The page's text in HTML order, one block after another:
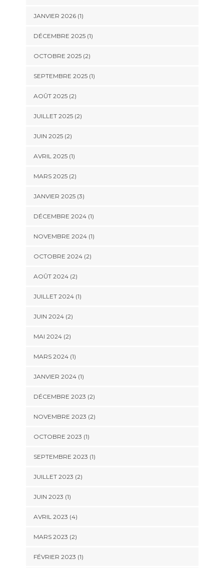
JANVIER 2026(1)
DÉCEMBRE 2025(1)
OCTOBRE 2025(2)
SEPTEMBRE 2025(1)
AOÛT 2025(2)
JUILLET 2025(2)
JUIN 2025(2)
AVRIL 2025(1)
MARS 2025(2)
JANVIER 2025(3)
DÉCEMBRE 2024(1)
NOVEMBRE 2024(1)
OCTOBRE 2024(2)
AOÛT 2024(2)
JUILLET 2024(1)
JUIN 2024(2)
MAI 2024(2)
MARS 2024(1)
JANVIER 2024(1)
DÉCEMBRE 2023 (2)
NOVEMBRE 2023 (2)
OCTOBRE 2023 (1)
SEPTEMBRE 2023 (1)
JUILLET 2023 (2)
JUIN 2023 (1)
AVRIL 2023 (4)
MARS 2023 (2)
FÉVRIER 2023 (1)